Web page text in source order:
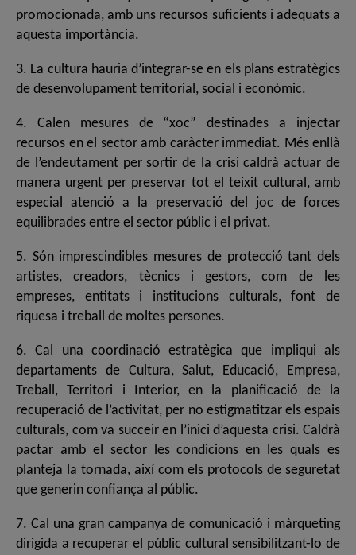
promocionada, amb uns recursos suficients i adequats a
aquesta importància.
3. La cultura hauria d’integrar-se en els plans estratègics
de desenvolupament territorial, social i econòmic.
4. Calen mesures de “xoc” destinades a injectar
recursos en el sector amb caràcter immediat. Més enllà
de l’endeutament per sortir de la crisi caldrà actuar de
manera urgent per preservar tot el teixit cultural, amb
especial atenció a la preservació del joc de forces
equilibrades entre el sector públic i el privat.
5. Són imprescindibles mesures de protecció tant dels
artistes, creadors, tècnics i gestors, com de les
empreses, entitats i institucions culturals, font de
riquesa i treball de moltes persones.
6. Cal una coordinació estratègica que impliqui als
departaments de Cultura, Salut, Educació, Empresa,
Treball, Territori i Interior, en la planificació de la
recuperació de l’activitat, per no estigmatitzar els espais
culturals, com va succeir en l’inici d’aquesta crisi. Caldrà
pactar amb el sector les condicions en les quals es
planteja la tornada, així com els protocols de seguretat
que generin confiança al públic.
7. Cal una gran campanya de comunicació i màrqueting
dirigida a recuperar el públic cultural sensibilitzant-lo de